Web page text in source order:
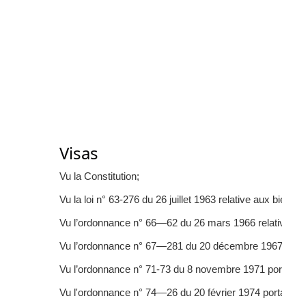
Visas
Vu la Constitution;
Vu la loi n° 63-276 du 26 juillet 1963 relative aux
Vu l’ordonnance n° 66—62 du 26 mars 1966
Vu l’ordonnance n° 67—281 du 20 décembre
Vu l’ordonnance n° 71-73 du 8 novembre 1971
Vu l'ordonnance n° 74—26 du 20 février 1974